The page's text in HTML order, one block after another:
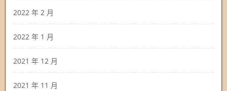
2022 年 2 月
2022 年 1 月
2021 年 12 月
2021 年 11 月